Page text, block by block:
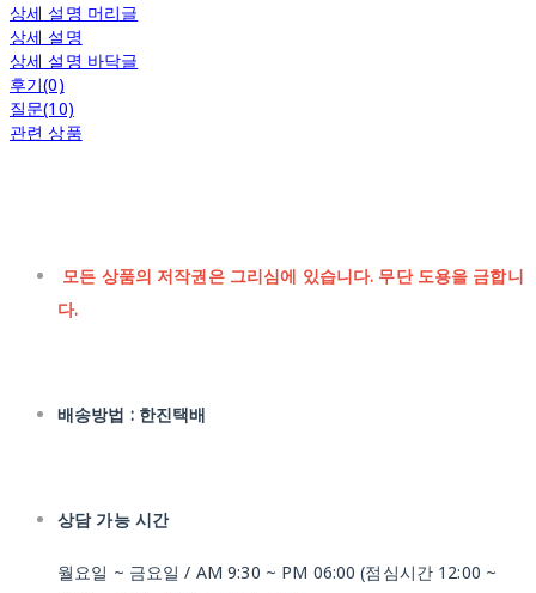
상세 설명 머리글
상세 설명
상세 설명 바닥글
후기(0)
질문(10)
관련 상품
모든 상품의 저작권은 그리심에 있습니다. 무단 도용을 금합니
다.
배송방법 : 한진택배
상담 가능 시간
월요일 ~ 금요일 / AM 9:30 ~ PM 06:00 (점심시간 12:00 ~